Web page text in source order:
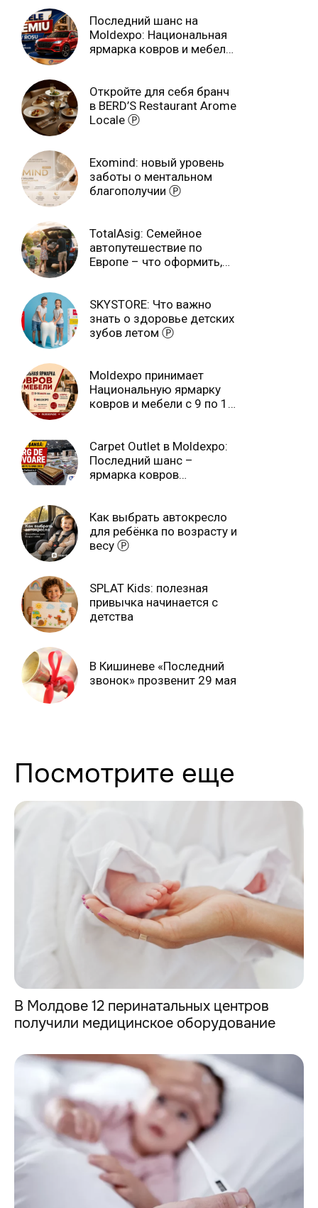
Последний шанс на
Moldexpo: Национальная
ярмарка ковров и мебели
Откройте для себя бранч
в BERD’S Restaurant Arome
Locale Ⓟ
Exomind: новый уровень
заботы о ментальном
благополучии Ⓟ
TotalAsig: Семейное
автопутешествие по
Европе – что оформить,
SKYSTORE: Что важно
знать о здоровье детских
зубов летом Ⓟ
Moldexpo принимает
Национальную ярмарку
ковров и мебели с 9 по 14
Carpet Outlet в Moldexpo:
Последний шанс –
ярмарка ковров
Как выбрать автокресло
для ребёнка по возрасту и
весу Ⓟ
SPLAT Kids: полезная
привычка начинается с
детства
В Кишиневе «Последний
звонок» прозвенит 29 мая
Посмотрите еще
В Молдове 12 перинатальных центров
получили медицинское оборудование